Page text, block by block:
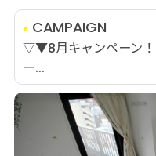
CAMPAIGN
▽▼8月キャンペーン
ー...